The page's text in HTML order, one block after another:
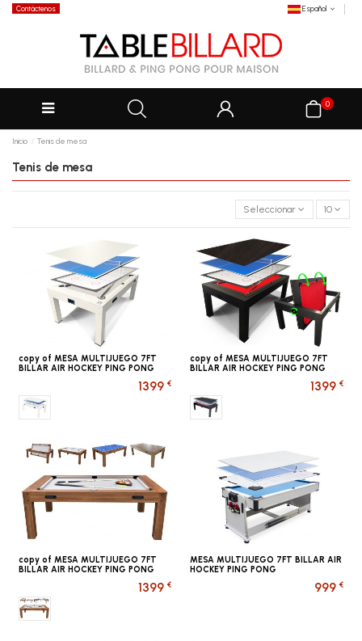
Contáctenos Español
0
Inicio Tenis de mesa
Tenis de mesa
Seleccionar 10
copy of MESA MULTIJUEGO 7FT
BILLAR AIR HOCKEY PING PONG
1399 €
Multi jeux BLANC
copy of MESA MULTIJUEGO 7FT
BILLAR AIR HOCKEY PING PONG
1399 €
Multi jeux NOIR
copy of MESA MULTIJUEGO 7FT
BILLAR AIR HOCKEY PING PONG
1399 €
Multi jeux BOIS
MESA MULTIJUEGO 7FT BILLAR AIR
HOCKEY PING PONG
999 €